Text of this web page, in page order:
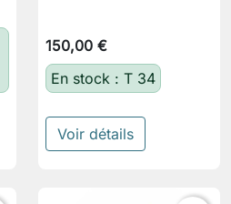
150,00 €
En stock : T 34
Voir détails